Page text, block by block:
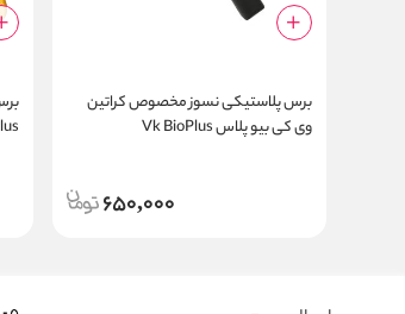
برس پلاستیکی نسوز مخصوص کراتین
وی کی بیو پلاس Vk BioPlus
650,000